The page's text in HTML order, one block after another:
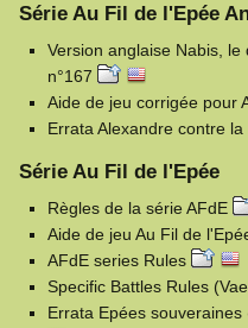
Série Au Fil de l'Epée
Version anglaise Nabis,
n°167
Aide de jeu corrigée pour
Errata Alexandre contre
Série Au Fil de l'Epée
Règles de la série AFdE
Aide de jeu Au Fil de
AFdE series Rules
Specific Battles Rules
Errata Epées